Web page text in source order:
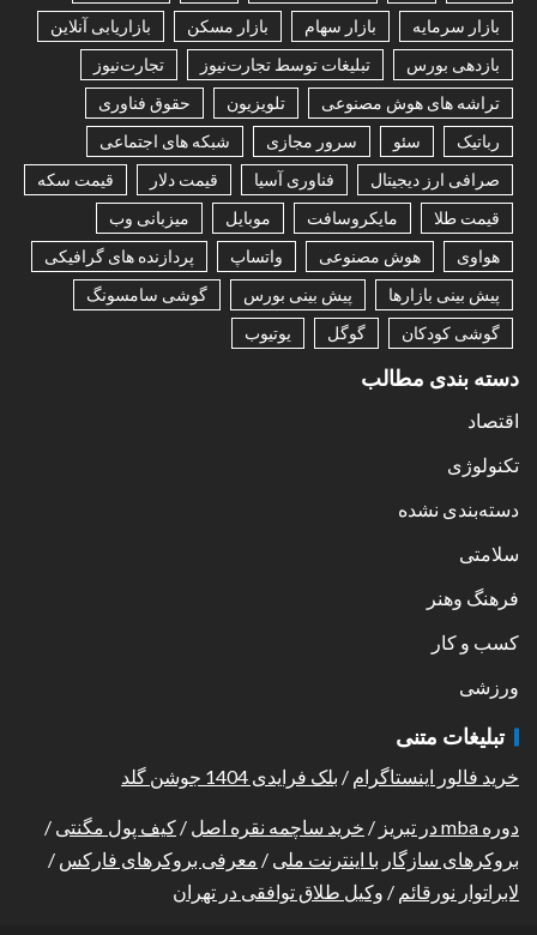
بازار سرمایه
بازار سهام بازار مسکن
بازاریابی آنلاین
بازدهی بورس
تبلیغات توسط تجارت‌نیوز
تجارت‌نیوز
تراشه های هوش مصنوعی
تلویزیون
حقوق فناوری
رباتیک
سئو سرور مجازی
شبکه های اجتماعی
صرافی ارز دیجیتال
فناوری آسیا قیمت دلار
قیمت سکه
قیمت طلا
مایکروسافت موبایل
میزبانی وب
هواوی
هوش مصنوعی واتساپ
پردازنده های گرافیکی
پیش بینی بازارها
پیش بینی بورس
گوشی سامسونگ
گوشی کودکان
گوگل یوتیوب
دسته بندی مطالب
اقتصاد
تکنولوژی
دسته‌بندی نشده
سلامتی
فرهنگ وهنر
کسب و کار
ورزشی
تبلیغات متنی
خرید فالور اینستاگرام / بلک فرایدی 1404 جوشن گلد
دوره mba در تبریز / خرید ساچمه نقره اصل / کیف پول مگنتی /
بروکرهای سازگار با اینترنت ملی / معرفی بروکرهای فارکس /
لابراتوار نورقائم / وکیل طلاق توافقی در تهران